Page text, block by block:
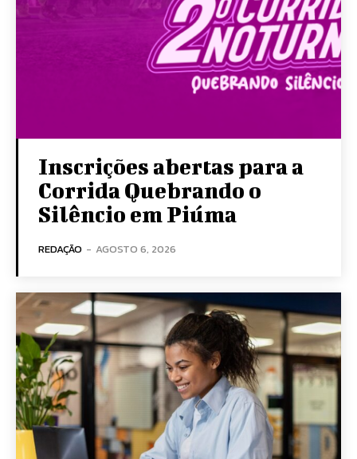
Inscrições abertas para a
Corrida Quebrando o
Silêncio em Piúma
REDAÇÃO - AGOSTO 6, 2026